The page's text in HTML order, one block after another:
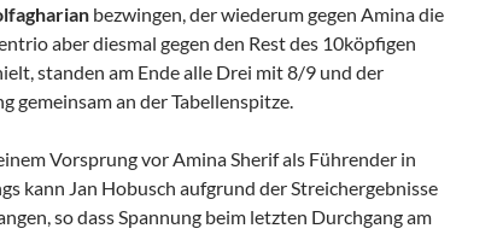
bezwingen, der wiederum gegen Amina die
aber diesmal gegen den Rest des 10köpfigen
standen am Ende alle Drei mit 8/9 und der
gemeinsam an der Tabellenspitze.
Vorsprung vor Amina Sherif als Führender in
kann Jan Hobusch aufgrund der Streichergebnisse
so dass Spannung beim letzten Durchgang am